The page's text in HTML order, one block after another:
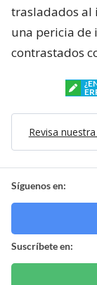
trasladados al
una pericia de
contrastados
Revisa
Síguenos en:
Suscríbete en: